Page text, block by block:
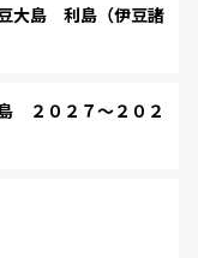
大島 利島（伊豆諸
２０２７～２０２